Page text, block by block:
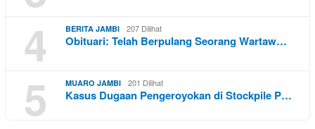
4 BERITA JAMBI 207 Dilihat
Obituari: Telah Berpulang Seorang Wartaw…
5 MUARO JAMBI 201 Dilihat
Kasus Dugaan Pengeroyokan di Stockpile P…